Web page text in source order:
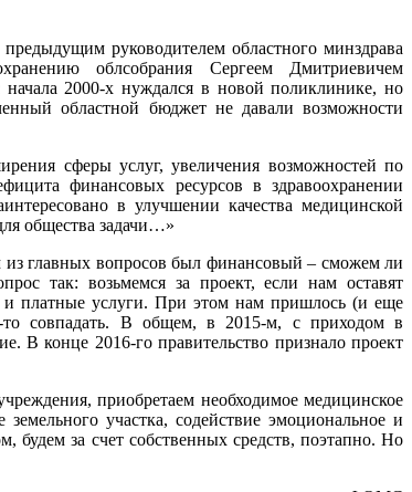
руководителем областного минздрава
облсобрания Сергеем Дмитриевичем
2000-х нуждался в новой поликлинике, но
областной бюджет не давали возможности
сферы услуг, увеличения возможностей по
финансовых ресурсов в здравоохранении
в улучшении качества медицинской
общества задачи…»
из главных вопросов был финансовый – сможем ли
так: возьмемся за проект, если нам оставят
и платные услуги. При этом нам пришлось (и еще
то совпадать. В общем, в 2015-м, с приходом в
конце 2016-го правительство признало проект
приобретаем необходимое медицинское
участка, содействие эмоциональное и
за счет собственных средств, поэтапно. Но